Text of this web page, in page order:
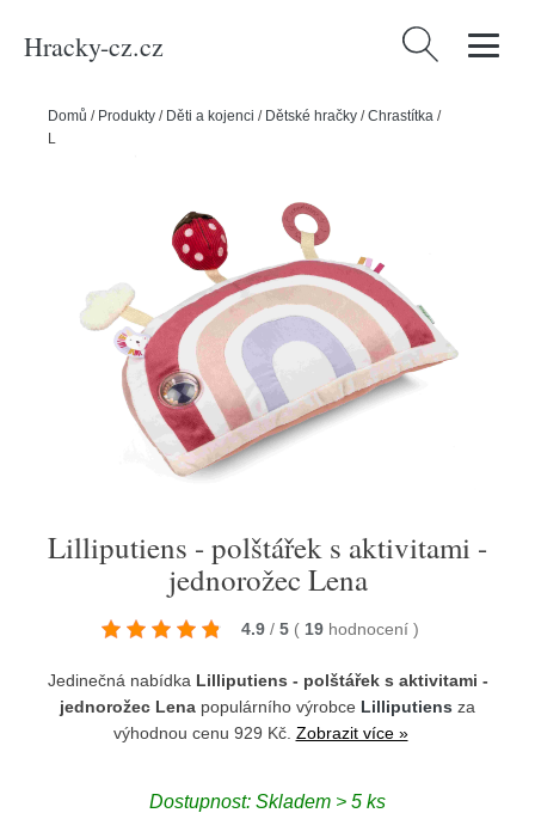
Hracky-cz.cz Vyhledávání
Domů / Produkty / Děti a kojenci / Dětské hračky /Chrastítka /
Lilliputiens - polštářek s aktivitami - jednorožec Lena
Lilliputiens - polštářek s aktivitami -
jednorožec Lena
4.9 / 5 ( 19 hodnocení )
Jedinečná nabídka Lilliputiens - polštářek s aktivitami -
jednorožec Lena populárního výrobce Lilliputiens za
výhodnou cenu 929 Kč. Zobrazit více »
Dostupnost: Skladem > 5 ks